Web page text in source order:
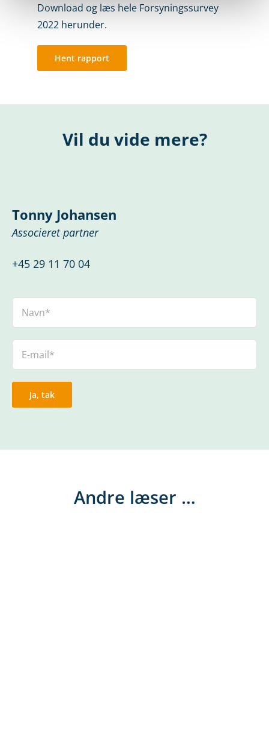
Download og læs hele Forsyningssurvey
2022 herunder.
Hent rapport
Vil du vide mere?
Tonny Johansen
Associeret partner
+45 29 11 70 04
Andre læser …